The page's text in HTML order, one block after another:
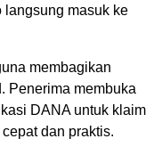
langsung masuk ke
membagikan
Penerima membuka
DANA untuk klaim
dan praktis.